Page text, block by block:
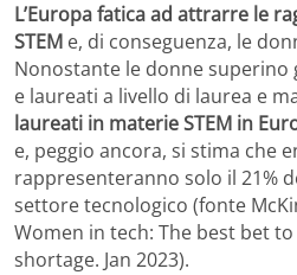
L’Europa fatica ad attrarre le
STEM e, di conseguenza, le
Nonostante le donne
e laureati a livello di laurea e
laureati in materie STEM in
e, peggio ancora, si stima che
rappresenteranno solo il 21%
settore tecnologico (fonte
Women in tech: The best bet
shortage. Jan 2023).